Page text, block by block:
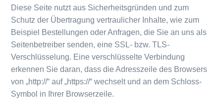
Diese Seite nutzt aus Sicherheitsgründen und zum
Schutz der Übertragung vertraulicher Inhalte, wie zum
Beispiel Bestellungen oder Anfragen, die Sie an uns als
Seitenbetreiber senden, eine SSL- bzw. TLS-
Verschlüsselung. Eine verschlüsselte Verbindung
erkennen Sie daran, dass die Adresszeile des Browsers
von „http://“ auf „https://“ wechselt und an dem Schloss-
Symbol in Ihrer Browserzeile.